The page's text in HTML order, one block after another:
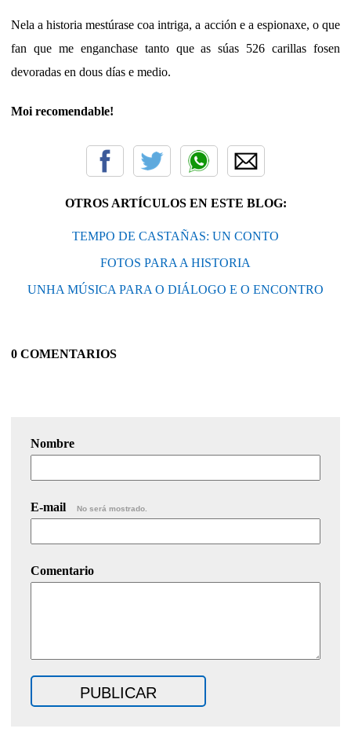
Nela a historia mestúrase coa intriga, a acción e a espionaxe, o que
fan que me enganchase tanto que as súas 526 carillas fosen
devoradas en dous días e medio.
Moi recomendable!
OTROS ARTÍCULOS EN ESTE BLOG:
TEMPO DE CASTAÑAS: UN CONTO
FOTOS PARA A HISTORIA
UNHA MÚSICA PARA O DIÁLOGO E O ENCONTRO
0 COMENTARIOS
Nombre
E-mail No será mostrado.
Comentario